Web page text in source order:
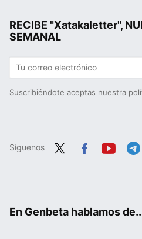
RECIBE "Xatakaletter",
SEMANAL
Suscribiéndote aceptas nuestra
Síguenos
En Genbeta hablamos